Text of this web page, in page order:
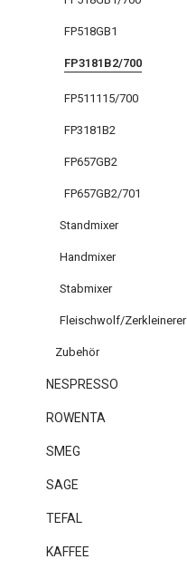
FP518GB1
FP3181B2/700
FP511115/700
FP3181B2
FP657GB2
FP657GB2/701
Standmixer
Handmixer
Stabmixer
Fleischwolf/Zerkleinerer
Zubehör
NESPRESSO
ROWENTA
SMEG
SAGE
TEFAL
KAFFEE